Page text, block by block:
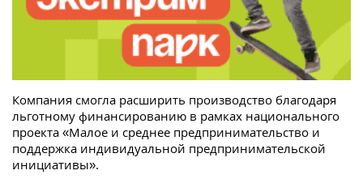
Компания смогла расширить производство благодаря
льготному финансированию в рамках национального
проекта «Малое и среднее предпринимательство и
поддержка индивидуальной предпринимательской
инициативы».